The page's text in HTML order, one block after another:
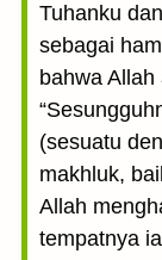
Tuhanku
sebagai
bahwa
(sesuatu
makhluk,
Allah
tempatnya